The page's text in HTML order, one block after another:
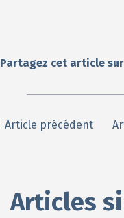
Partagez cet article
Article précédent
Articles